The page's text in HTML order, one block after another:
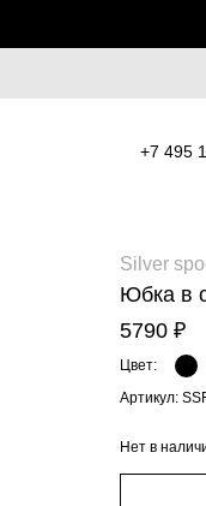
+7 495
Silver
Юбка в
5790 ₽
Цвет:
Артикул:
Нет в